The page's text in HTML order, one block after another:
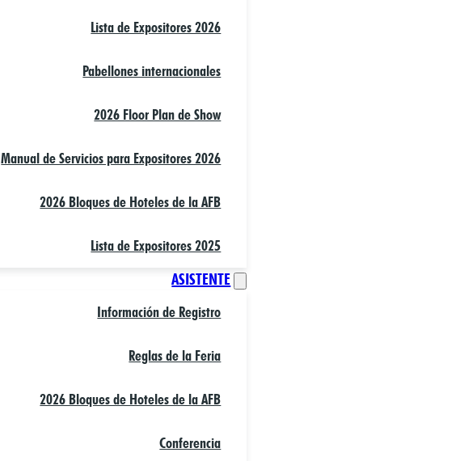
Lista de Expositores 2026
Pabellones internacionales
2026 Floor Plan de Show
Manual de Servicios para Expositores 2026
2026 Bloques de Hoteles de la AFB
Lista de Expositores 2025
ASISTENTE
Información de Registro
Reglas de la Feria
2026 Bloques de Hoteles de la AFB
Conferencia